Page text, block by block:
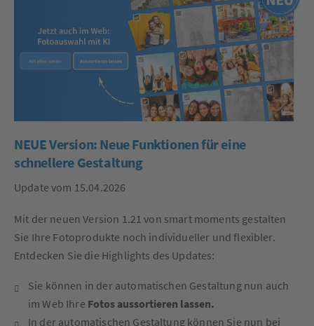
NEUE Version: Neue Funktionen für eine
schnellere Gestaltung
Update vom 15.04.2026
Mit der neuen Version 1.21 von smart moments gestalten
Sie Ihre Fotoprodukte noch individueller und flexibler.
Entdecken Sie die Highlights des Updates:
Sie können in der automatischen Gestaltung nun auch
im Web Ihre Fotos aussortieren lassen.
In der automatischen Gestaltung können Sie nun bei